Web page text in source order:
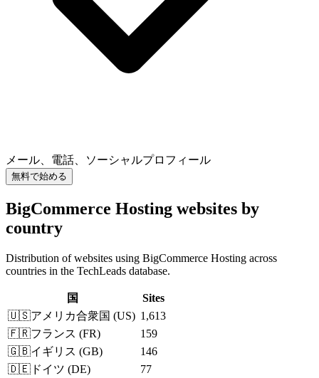
メール、電話、ソーシャルプロフィール
無料で始める
BigCommerce Hosting websites by
country
Distribution of websites using BigCommerce Hosting across
countries in the TechLeads database.
国
Sites
🇺🇸アメリカ合衆国 (US) 1,613
🇫🇷フランス (FR)
159
🇬🇧イギリス (GB)
146
🇩🇪 ドイツ (DE)
77